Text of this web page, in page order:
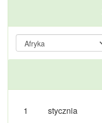
1 stycznia